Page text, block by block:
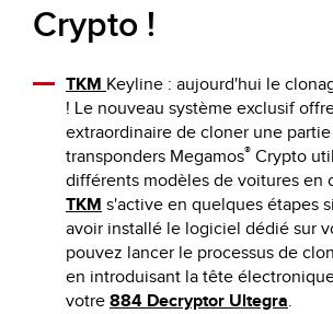
Crypto !
TKM Keyline : aujourd'hui le
! Le nouveau système exclusif
extraordinaire de cloner une
transponders Megamos® Crypto
différents modèles de voitures en
TKM s'active en quelques étapes
avoir installé le logiciel dédié sur
pouvez lancer le processus de
en introduisant la tête
votre 884 Decryptor Ultegra.